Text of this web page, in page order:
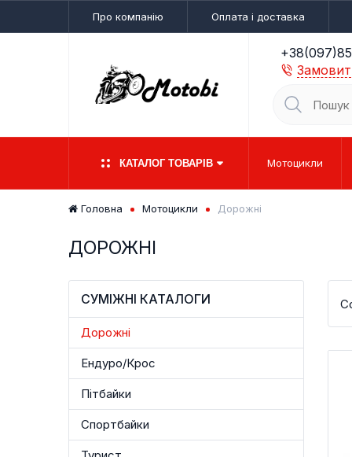
Про компанію Оплата і доставка
КАТАЛОГ ТОВАРІВ
МОТОЦИКЛИ
Мотоцикли
ДОРОЖНІ
КРУЇЗЕРИ/ЧОППЕРИ
ЕЛЕКТРОВЕЛОСИПЕДИ
ДИТЯЧІ
Головна Мотоцикли Дорожні
ДОРОЖНІ
СУМІЖНІ КАТАЛОГИ
Дорожні
Ендуро/Крос
Пітбайки
Спортбайки